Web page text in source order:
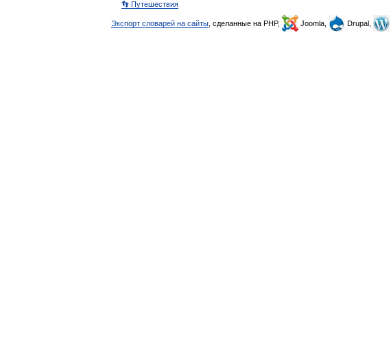
👣 Путешествия
Экспорт словарей на сайты , сделанные на PHP, Joomla, Drupal,